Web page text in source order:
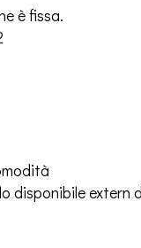
è fissa.
disponibile extern